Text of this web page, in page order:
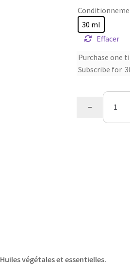
30 ml
Effacer
Choose
Purchase one
Subscribe for
quantité
−
Huiles végétales et essentielles.